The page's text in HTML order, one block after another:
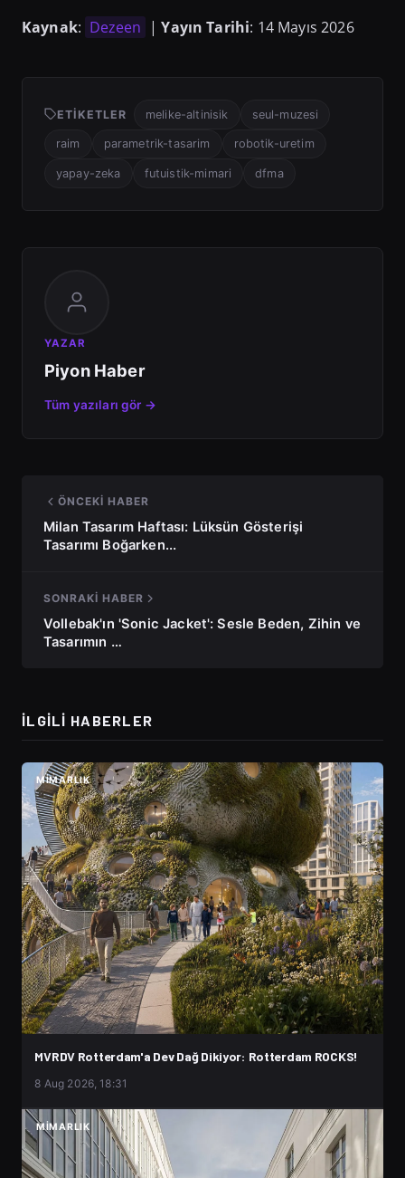
Kaynak: Dezeen |Yayın Tarihi: 14 Mayıs 2026
ETIKETLER melike-altinisik seul-muzesi
raim parametrik-tasarim robotik-uretim
yapay-zeka futuistik-mimari dfma
YAZAR
Piyon Haber
Tüm yazıları gör →
ÖNCEKI HABER
Milan Tasarım Haftası: Lüksün Gösterişi
Tasarımı Boğarken...
SONRAKI HABER
Vollebak'ın 'Sonic Jacket': Sesle Beden, Zihin ve
Tasarımın …
İLGILI HABERLER
MIMARLIK
MVRDV Rotterdam'a Dev Dağ Dikiyor: Rotterdam ROCKS!
8 Aug 2026, 18:31
MIMARLIK